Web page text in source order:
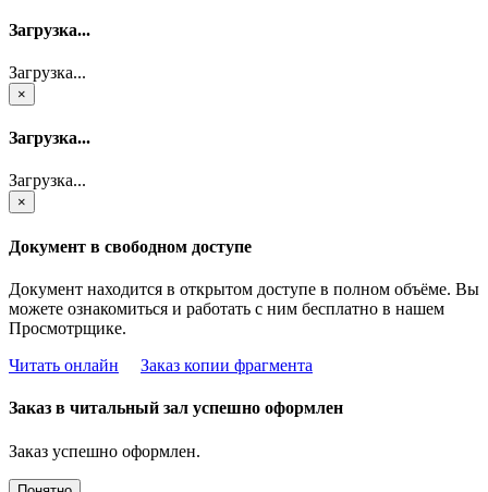
Загрузка...
Загрузка...
×
Загрузка...
Загрузка...
×
Документ в свободном доступе
Документ находится в открытом доступе в полном объёме. Вы
можете ознакомиться и работать с ним бесплатно в нашем
Просмотрщике.
Читать онлайн
Заказ копии фрагмента
Заказ в читальный зал успешно оформлен
Заказ успешно оформлен.